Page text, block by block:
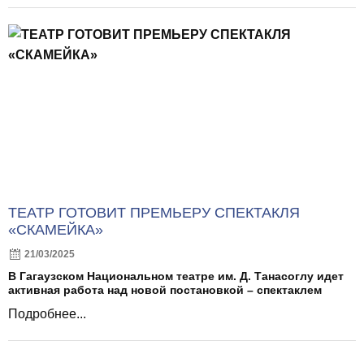
ТЕАТР ГОТОВИТ ПРЕМЬЕРУ СПЕКТАКЛЯ
«СКАМЕЙКА»
21/03/2025
В Гагаузском Национальном театре им. Д. Танасоглу идет
активная работа над новой постановкой – спектаклем
Подробнее...